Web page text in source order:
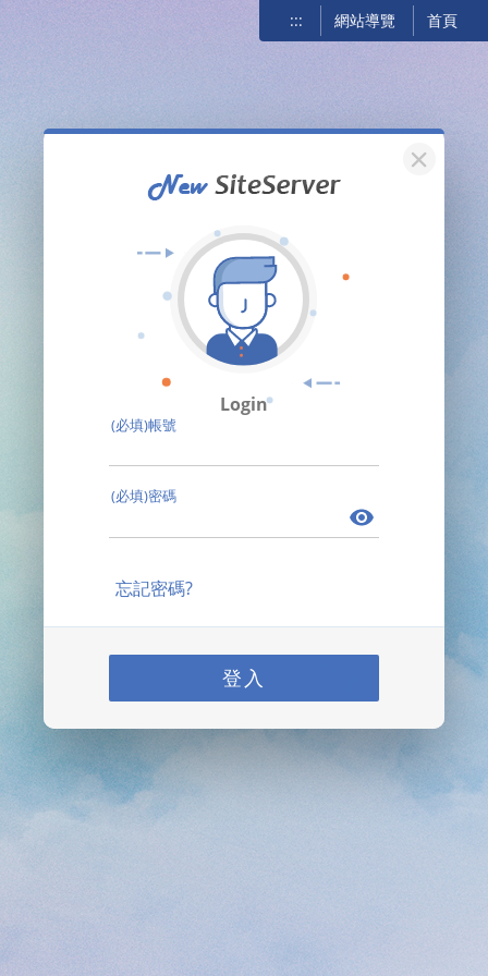
::: 網站導覽 首頁
關閉
Login
(必填)帳號
(必填)密碼
忘記密碼?
登入